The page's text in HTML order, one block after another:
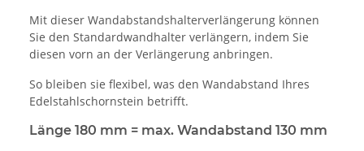
Mit dieser Wandabstandshalterverlängerung können
Sie den Standardwandhalter verlängern, indem Sie
diesen vorn an der Verlängerung anbringen.
So bleiben sie flexibel, was den Wandabstand Ihres
Edelstahlschornstein betrifft.
Länge 180 mm = max. Wandabstand 130 mm